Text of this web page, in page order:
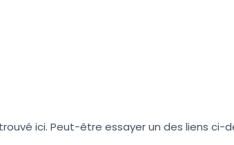
ici. Peut-être essayer un des liens ci-